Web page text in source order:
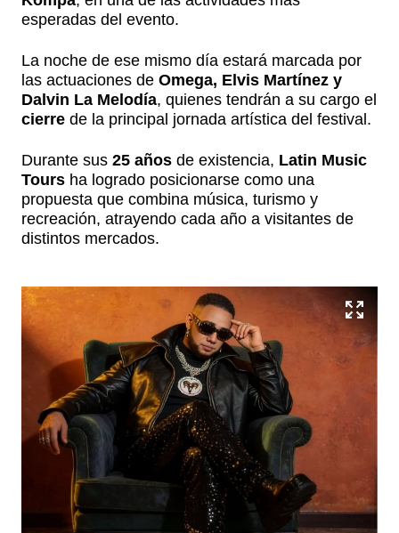
esperadas del evento.
La noche de ese mismo día estará marcada por
las actuaciones de Omega, Elvis Martínez y
Dalvin La Melodía, quienes tendrán a su cargo el
cierre de la principal jornada artística del festival.
Durante sus 25 años de existencia, Latin Music
Tours ha logrado posicionarse como una
propuesta que combina música, turismo y
recreación, atrayendo cada año a visitantes de
distintos mercados.